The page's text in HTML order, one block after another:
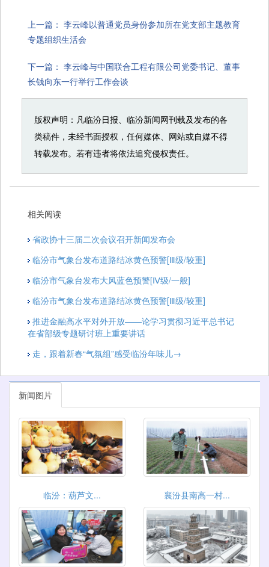
上一篇： 李云峰以普通党员身份参加所在党支部主题教育
专题组织生活会
下一篇： 李云峰与中国联合工程有限公司党委书记、董事
长钱向东一行举行工作会谈
版权声明：凡临汾日报、临汾新闻网刊载及发布的各
类稿件，未经书面授权，任何媒体、网站或自媒不得
转载发布。若有违者将依法追究侵权责任。
相关阅读
省政协十三届二次会议召开新闻发布会
临汾市气象台发布道路结冰黄色预警[Ⅲ级/较重]
临汾市气象台发布大风蓝色预警[Ⅳ级/一般]
临汾市气象台发布道路结冰黄色预警[Ⅲ级/较重]
推进金融高水平对外开放——论学习贯彻习近平总书记
在省部级专题研讨班上重要讲话
走，跟着新春“气氛组”感受临汾年味儿→
新闻图片
临汾：葫芦文... 襄汾县南高一村...